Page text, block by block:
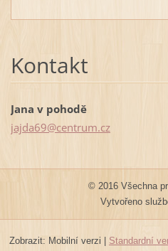
Kontakt
Jana v pohodě
jajda69@centrum.cz
© 2016 Všechna
Vytvořeno
Zobrazit: Mobilní verzi Standardní